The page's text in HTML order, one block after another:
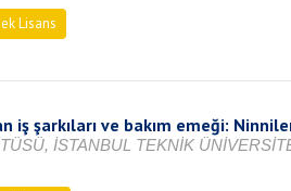
Lisans
iş şarkıları ve bakım emeği:
İSTANBUL TEKNİK